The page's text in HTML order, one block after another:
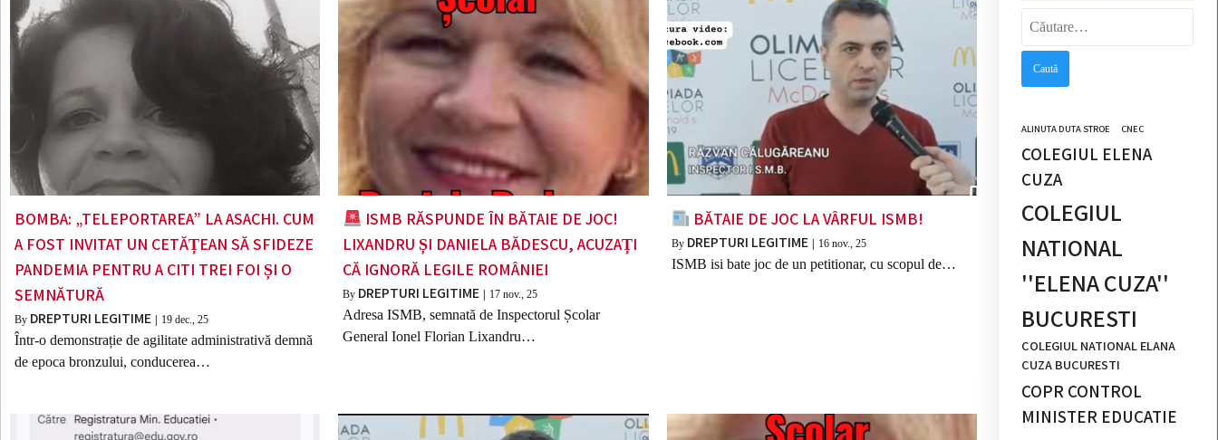
BOMBA: „TELEPORTAREA” LA ASACHI. CUM
A FOST INVITAT UN CETĂȚEAN SĂ SFIDEZE
PANDEMIA PENTRU A CITI TREI FOI ȘI O
SEMNĂTURĂ
By DREPTURI LEGITIME 19 dec., 25
Într-o demonstrație de agilitate administrativă demnă
de epoca bronzului, conducerea…
ISMB RĂSPUNDE ÎN BĂTAIE DE JOC!
LIXANDRU ȘI DANIELA BĂDESCU, ACUZAȚI
CĂ IGNORĂ LEGILE ROMÂNIEI
By DREPTURI LEGITIME 17 nov., 25
Adresa ISMB, semnată de Inspectorul Școlar
General Ionel Florian Lixandru…
BĂTAIE DE JOC LA VÂRFUL ISMB!
By DREPTURI LEGITIME 16 nov., 25
ISMB isi bate joc de un petitionar, cu scopul de…
ALINUTA DUTA STROE CNEC
COLEGIUL ELENA
CUZA
COLEGIUL
NATIONAL
''ELENA CUZA''
BUCURESTI
COLEGIUL NATIONAL ELANA
CUZA BUCURESTI
COPR CONTROL
MINISTER EDUCATIE